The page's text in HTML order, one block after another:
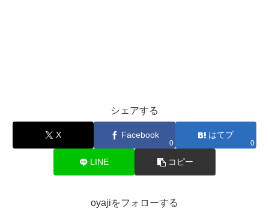
シェアする
X Facebook
0
はてブ
0
LINE コピー
oyajiをフォローする